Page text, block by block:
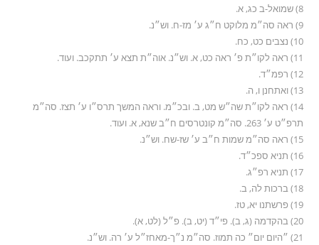
8) שמואל-ב כג, א.
9) ראה סה״מ מלוקט ח״ג ע׳ מז-ח. וש״נ.
10) נצבים כט, כח.
11) ראה לקו״ת פ׳ ראה כט, א. וש״נ. אוה״ת תצא ע׳ תתקכב. ועוד.
12) רפמ״ד.
13) ואתחנן ו, ה.
14) ראה לקו״ת שה״ש מט, ב. ובכ״מ. וראה המשך תרס״ו ע׳ תצז. סה״מ
תרפ״ט ע׳ 263. סה״מ קונטרסים ח״ב שנא, א. ועוד.
15) ראה סה״מ שמות ח״ב ע׳ שז-שח. וש״נ.
16) תניא ספכ״ד.
17) תניא רפ״ג.
18) ברכות לה, ב.
19) פרשתנו יא, טז.
20) בהקדמה (ג, ב). פי״ד (יט, ב). פ״ל (לט, א).
21) ״היום יום״ כה תמוז. סה״מ נ״ך-מאחז״ל ע׳ רה. וש״נ.